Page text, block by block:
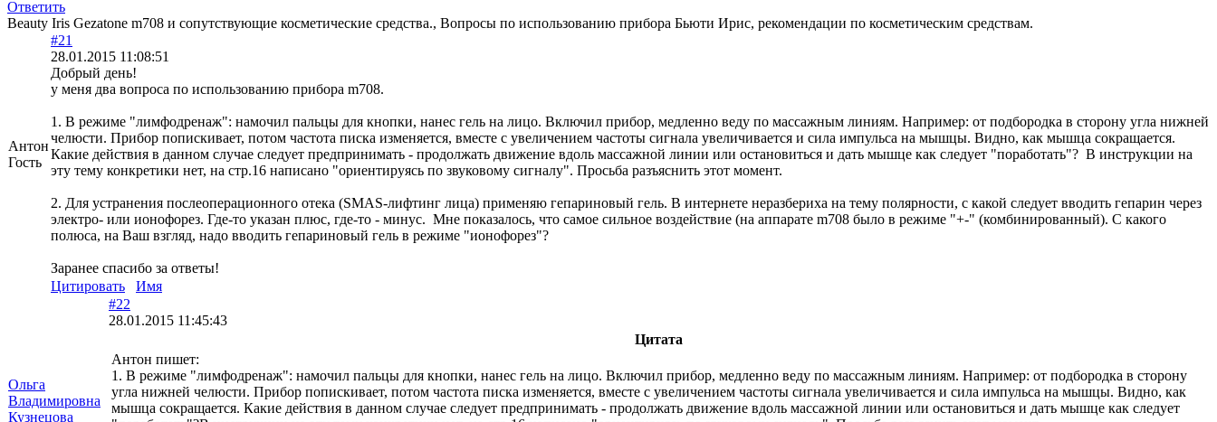
Ответить
Beauty Iris Gezatone m708 и сопутствующие косметические средства., Вопросы по использованию прибора Бьюти Ирис, рекомендации по косметическим средствам.
Антон
Гость
#21
28.01.2015 11:08:51
Добрый день!
у меня два вопроса по использованию прибора m708.
1. В режиме "лимфодренаж": намочил пальцы для кнопки, нанес гель на лицо. Включил прибор, медленно веду по массажным линиям. Например: от подбородка в сторону угла нижней
челюсти. Прибор попискивает, потом частота писка изменяется, вместе с увеличением частоты сигнала увеличивается и сила импульса на мышцы. Видно, как мышца сокращается.
Какие действия в данном случае следует предпринимать - продолжать движение вдоль массажной линии или остановиться и дать мышце как следует "поработать"? В инструкции на
эту тему конкретики нет, на стр.16 написано "ориентируясь по звуковому сигналу". Просьба разъяснить этот момент.
2. Для устранения послеоперационного отека (SMAS-лифтинг лица) применяю гепариновый гель. В интернете неразбериха на тему полярности, с какой следует вводить гепарин через
электро- или ионофорез. Где-то указан плюс, где-то - минус. Мне показалось, что самое сильное воздействие (на аппарате m708 было в режиме "+-" (комбинированный). С какого
полюса, на Ваш взгляд, надо вводить гепариновый гель в режиме "ионофорез"?
Заранее спасибо за ответы!
Цитировать
Имя
Ольга
Владимировна
Кузнецова
#22
28.01.2015 11:45:43
Цитата
Антон пишет:
1. В режиме "лимфодренаж": намочил пальцы для кнопки, нанес гель на лицо. Включил прибор, медленно веду по массажным линиям. Например: от подбородка в сторону
угла нижней челюсти. Прибор попискивает, потом частота писка изменяется, вместе с увеличением частоты сигнала увеличивается и сила импульса на мышцы. Видно, как
мышца сокращается. Какие действия в данном случае следует предпринимать - продолжать движение вдоль массажной линии или остановиться и дать мышце как следует